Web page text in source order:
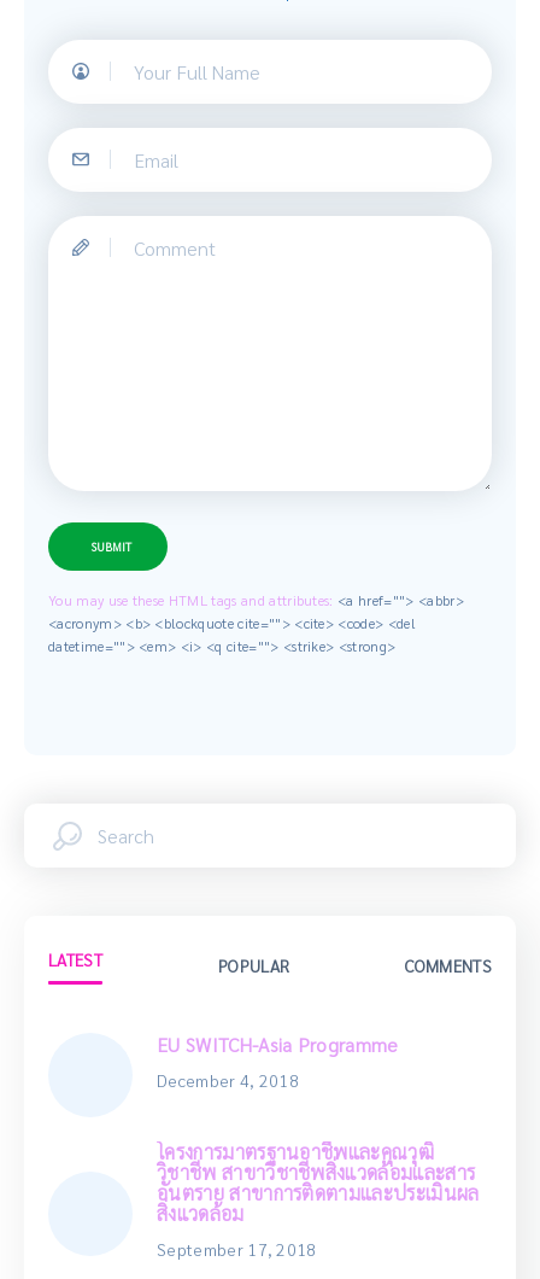
SUBMIT
You may use these HTML tags and attributes: <a href=""> <abbr>
<acronym> <b> <blockquote cite=""> <cite> <code> <del
datetime=""> <em> <i> <q cite=""> <strike> <strong>
LATEST POPULAR COMMENTS
EU SWITCH-Asia Programme
December 4, 2018
โครงการมาตรฐานอาชีพและคุณวุฒิ
วิชาชีพ สาขาวิชาชีพสิ่งแวดล้อมและสาร
อันตราย สาขาการติดตามและประเมินผล
สิ่งแวดล้อม
September 17, 2018